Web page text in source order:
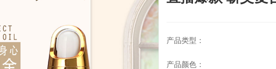
产品类型：
产品颜色：